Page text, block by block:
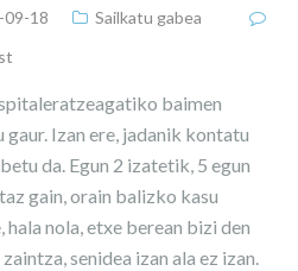
09-18
Sailkatu gabea
baimen
Izan ere, jadanik kontatu
da. Egun 2 izatetik, 5 egun
gain, orain balizko kasu
nola, etxe berean bizi den
senidea izan ala ez izan.